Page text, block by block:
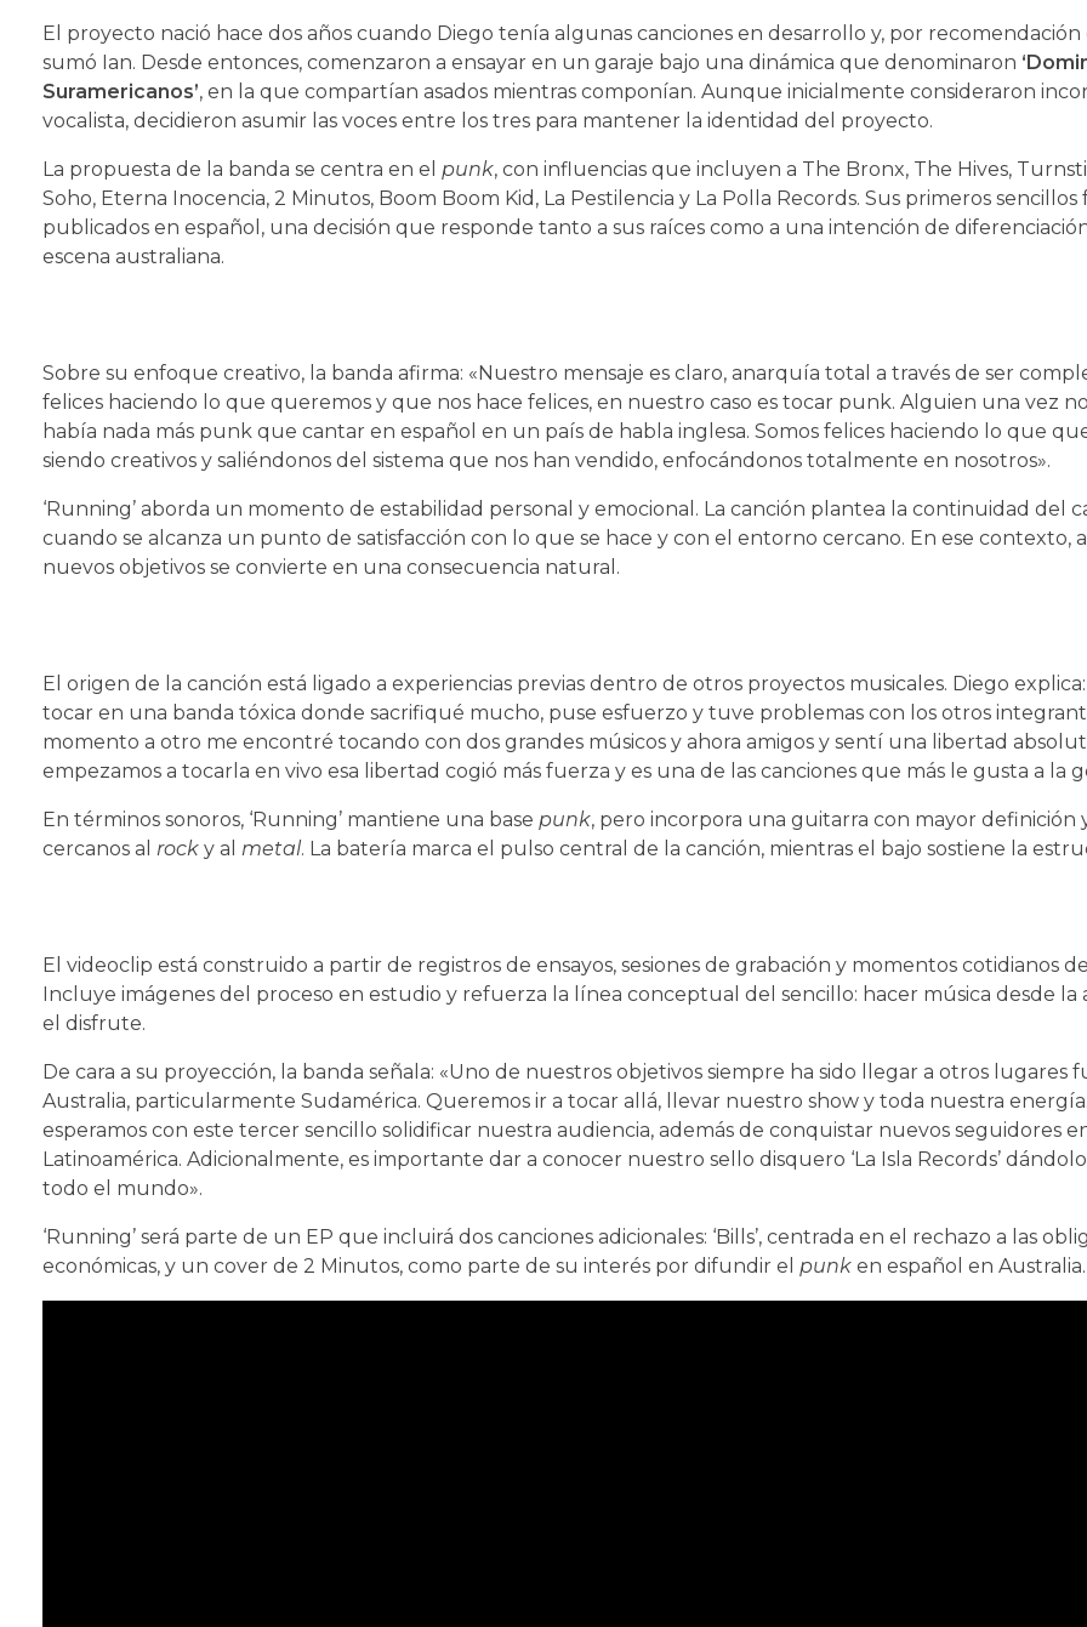
El proyecto nació hace dos años cuando Diego tenía algunas canciones en desarrollo y, por recomendación
sumó Ian. Desde entonces, comenzaron a ensayar en un garaje bajo una dinámica que denominaron
Suramericanos’, en la que compartían asados mientras componían. Aunque inicialmente consideraron
vocalista, decidieron asumir las voces entre los tres para mantener la identidad del proyecto.
La propuesta de la banda se centra en el punk, con influencias que incluyen a The Bronx, The Hives,
Soho, Eterna Inocencia, 2 Minutos, Boom Boom Kid, La Pestilencia y La Polla Records. Sus primeros
publicados en español, una decisión que responde tanto a sus raíces como a una intención de
escena australiana.
Sobre su enfoque creativo, la banda afirma: «Nuestro mensaje es claro, anarquía total a través de ser
felices haciendo lo que queremos y que nos hace felices, en nuestro caso es tocar punk. Alguien una vez
había nada más punk que cantar en español en un país de habla inglesa. Somos felices haciendo lo que
siendo creativos y saliéndonos del sistema que nos han vendido, enfocándonos totalmente en nosotros».
‘Running’ aborda un momento de estabilidad personal y emocional. La canción plantea la continuidad del
cuando se alcanza un punto de satisfacción con lo que se hace y con el entorno cercano. En ese contexto,
nuevos objetivos se convierte en una consecuencia natural.
El origen de la canción está ligado a experiencias previas dentro de otros proyectos musicales. Diego
tocar en una banda tóxica donde sacrifiqué mucho, puse esfuerzo y tuve problemas con los otros
momento a otro me encontré tocando con dos grandes músicos y ahora amigos y sentí una libertad
empezamos a tocarla en vivo esa libertad cogió más fuerza y es una de las canciones que más le gusta a la
En términos sonoros, ‘Running’ mantiene una base punk, pero incorpora una guitarra con mayor definición
cercanos al rock y al metal. La batería marca el pulso central de la canción, mientras el bajo sostiene la
El videoclip está construido a partir de registros de ensayos, sesiones de grabación y momentos cotidianos
Incluye imágenes del proceso en estudio y refuerza la línea conceptual del sencillo: hacer música desde la
el disfrute.
De cara a su proyección, la banda señala: «Uno de nuestros objetivos siempre ha sido llegar a otros lugares
Australia, particularmente Sudamérica. Queremos ir a tocar allá, llevar nuestro show y toda nuestra
esperamos con este tercer sencillo solidificar nuestra audiencia, además de conquistar nuevos seguidores
Latinoamérica. Adicionalmente, es importante dar a conocer nuestro sello disquero ‘La Isla Records’
todo el mundo».
‘Running’ será parte de un EP que incluirá dos canciones adicionales: ‘Bills’, centrada en el rechazo a las
económicas, y un cover de 2 Minutos, como parte de su interés por difundir el punk en español en Australia.